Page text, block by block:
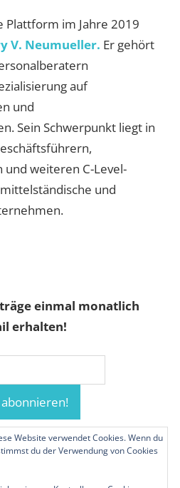
Plattform im Jahre 2019
V. Neumueller. Er gehört
auf
und
Sein Schwerpunkt liegt in
weiteren C-Level-
und
einmal monatlich
erhalten!
Website verwendet Cookies. Wenn du
du der Verwendung von Cookies